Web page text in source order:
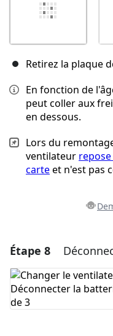
Retirez la plaque
En fonction de
peut coller aux
en dessous.
Lors du
ventilateur
carteet n'est pas
Ajouter un
Étape 8